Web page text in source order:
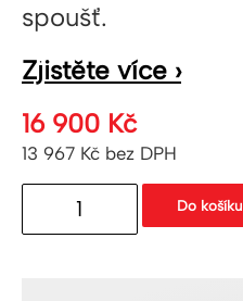
spoušť.
Zjistěte více ›
16 900 Kč
13 967 Kč bez DPH
Multifunkční
laser
Do košíku